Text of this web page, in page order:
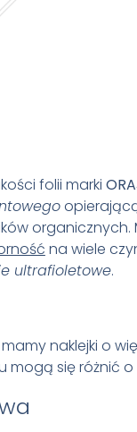
folii marki
na wiele
ultrafioletowe.
naklejki o
mogą się różnić o